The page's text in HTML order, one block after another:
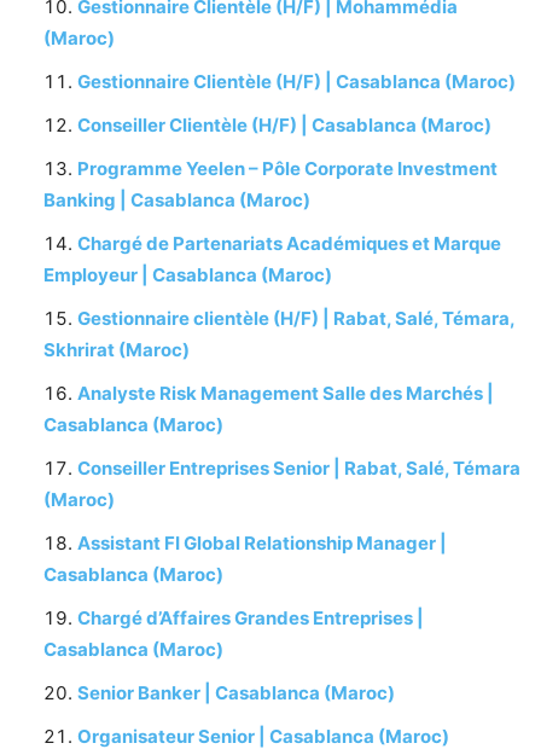
Gestionnaire Clientèle (H/F) | Mohammédia
(Maroc)
Gestionnaire Clientèle (H/F) | Casablanca (Maroc)
Conseiller Clientèle (H/F) | Casablanca (Maroc)
Programme Yeelen – Pôle Corporate Investment
Banking | Casablanca (Maroc)
Chargé de Partenariats Académiques et Marque
Employeur | Casablanca (Maroc)
Gestionnaire clientèle (H/F) | Rabat, Salé, Témara,
Skhrirat (Maroc)
Analyste Risk Management Salle des Marchés |
Casablanca (Maroc)
Conseiller Entreprises Senior | Rabat, Salé, Témara
(Maroc)
Assistant FI Global Relationship Manager |
Casablanca (Maroc)
Chargé d’Affaires Grandes Entreprises |
Casablanca (Maroc)
Senior Banker | Casablanca (Maroc)
Organisateur Senior | Casablanca (Maroc)